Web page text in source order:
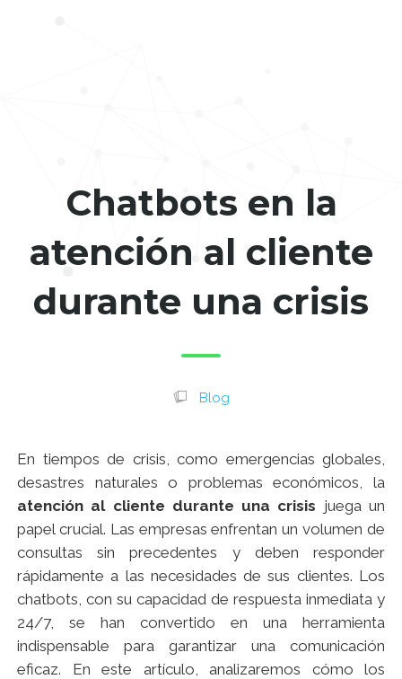
Chatbots en la
atención al cliente
durante una crisis
Blog
En tiempos de crisis, como emergencias globales,
desastres naturales o problemas económicos, la
atención al cliente durante una crisis juega un
papel crucial. Las empresas enfrentan un volumen de
consultas sin precedentes y deben responder
rápidamente a las necesidades de sus clientes. Los
chatbots, con su capacidad de respuesta inmediata y
24/7, se han convertido en una herramienta
indispensable para garantizar una comunicación
eficaz. En este artículo, analizaremos cómo los